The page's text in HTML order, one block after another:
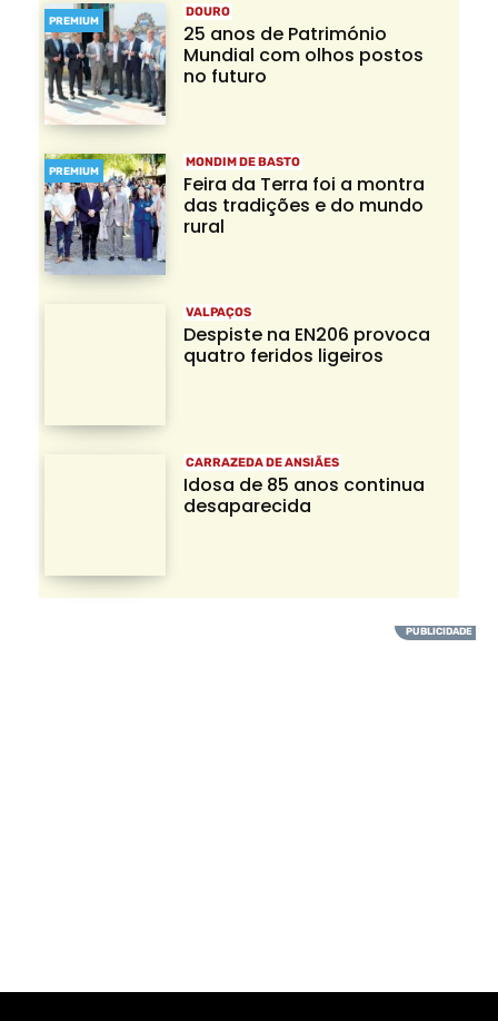
PREMIUM
DOURO
25 anos de Património
Mundial com olhos postos
no futuro
PREMIUM
MONDIM DE BASTO
Feira da Terra foi a montra
das tradições e do mundo
rural
VALPAÇOS
Despiste na EN206 provoca
quatro feridos ligeiros
CARRAZEDA DE ANSIÃES
Idosa de 85 anos continua
desaparecida